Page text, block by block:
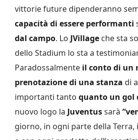
vittorie future dipenderanno
capacità di essere performanti
dal campo. Lo JVillage che sta
dello Stadium lo sta a
Paradossalmente il conto di un
prenotazione di una stanza di
importanti tanto quanto un gol
nuovo logo la Juventussarà
giorno, in ogni parte della